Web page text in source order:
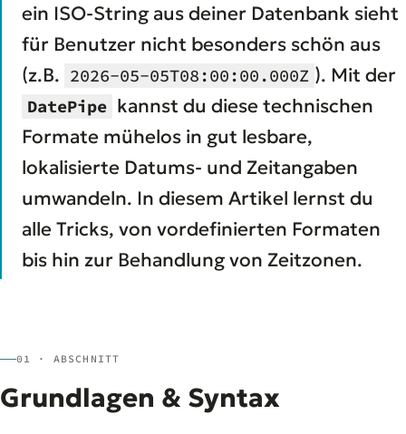
ein ISO-String aus deiner Datenbank sieht
für Benutzer nicht besonders schön aus
(z.B. 2026-05-05T08:00:00.000Z ). Mit der
DatePipe kannst du diese technischen
Formate mühelos in gut lesbare,
lokalisierte Datums- und Zeitangaben
umwandeln. In diesem Artikel lernst du
alle Tricks, von vordefinierten Formaten
bis hin zur Behandlung von Zeitzonen.
01 · ABSCHNITT
Grundlagen & Syntax